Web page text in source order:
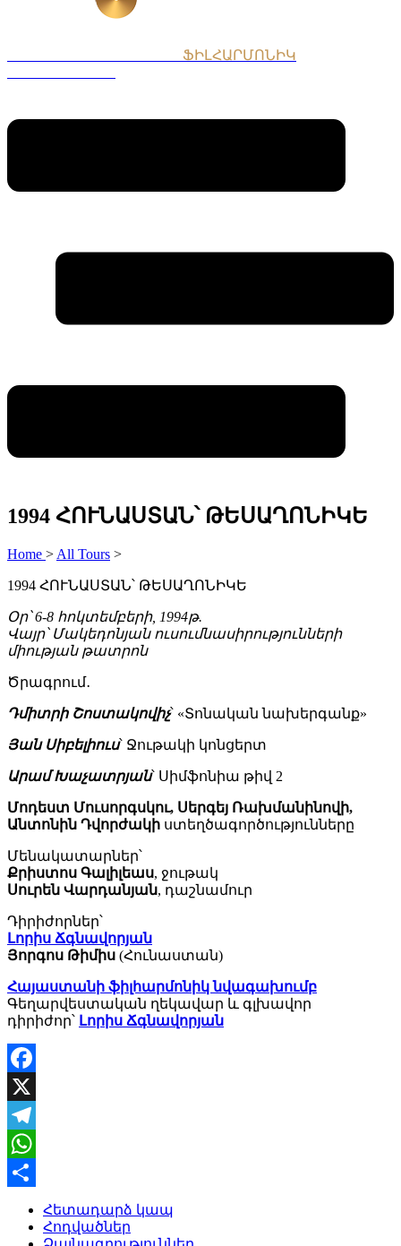
ՖԻԼՀԱՐՄՈՆԻԿ
1994 ՀՈՒՆԱՍՏԱՆ՝ ԹԵՍԱՂՈՆԻԿԵ
Home > All Tours >
1994 ՀՈՒՆԱՍՏԱՆ՝ ԹԵՍԱՂՈՆԻԿԵ
Օր՝ 6-8 հոկտեմբերի, 1994թ.
Վայր՝ Մակեդոնյան ուսումնասիրությունների
միության թատրոն
Ծրագրում․
Դմիտրի Շոստակովիչ՝ «Տոնական նախերգանք»
Յան Սիբելիուս՝ Ջութակի կոնցերտ
Արամ Խաչատրյան՝ Սիմֆոնիա թիվ 2
Մոդեստ Մուսորգսկու, Սերգեյ Ռախմանինովի,
Անտոնին Դվորժակի ստեղծագործությունները
Մենակատարներ՝
Քրիստոս Գալիլեաս, ջութակ
Սուրեն Վարդանյան, դաշնամուր
Դիրիժորներ՝
Լորիս Ճգնավորյան
Յորգոս Թիմիս (Հունաստան)
Հայաստանի ֆիլհարմոնիկ նվագախումբ
Գեղարվեստական ղեկավար և գլխավոր
դիրիժոր՝ Լորիս Ճգնավորյան
Facebook
X
Telegram
WhatsApp
Հետադարձ կապ
Հոդվածներ